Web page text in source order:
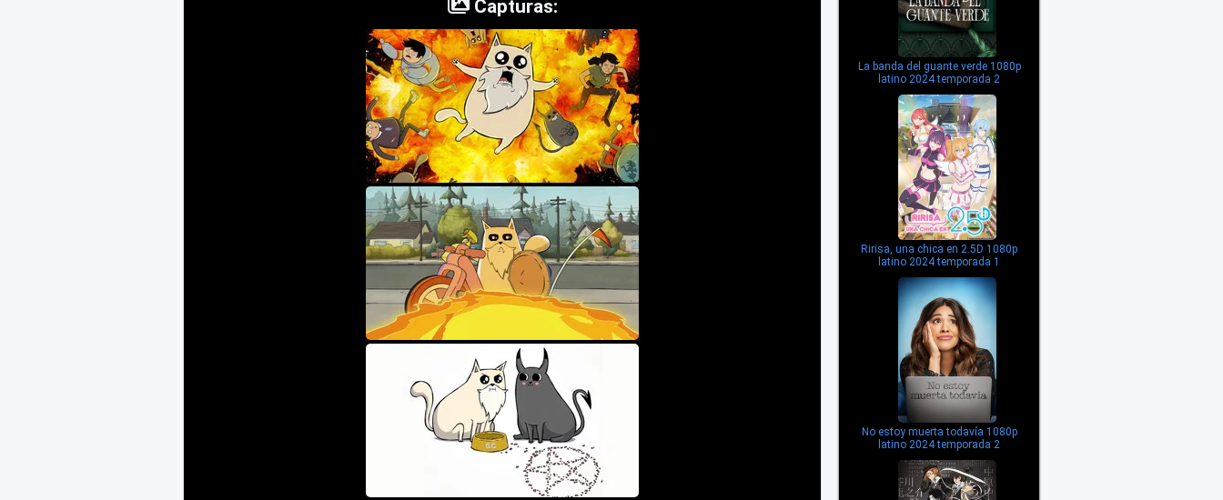
Capturas:
La banda del guante verde 1080p
latino 2024 temporada 2
Ririsa, una chica en 2.5D 1080p
latino 2024 temporada 1
No estoy muerta todavía 1080p
latino 2024 temporada 2